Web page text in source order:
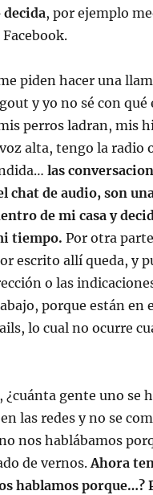
decida, por ejemplo
piden hacer una
y yo no sé con qué
perros ladran, mis
alta, tengo la radio
las
chat de audio, son
de mi casa y
tiempo. Por otra
escrito allí queda, y
o las
porque están en
lo cual no ocurre
¿cuánta gente uno se
las redes y no se
nos hablábamos
de vernos.Ahora
hablamos porque…?